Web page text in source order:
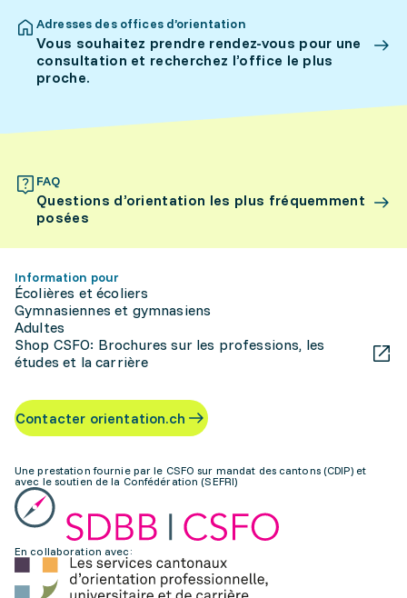
Adresses des offices d’orientation
Vous souhaitez prendre rendez-vous pour une
consultation et recherchez l’office le plus
proche.
FAQ
Questions d’orientation les plus fréquemment
posées
Information pour
Écolières et écoliers
Gymnasiennes et gymnasiens
Adultes
Shop CSFO: Brochures sur les professions, les
études et la carrière
Contacter orientation.ch
Une prestation fournie par le CSFO sur mandat des cantons (CDIP) et
avec le soutien de la Confédération (SEFRI)
En collaboration avec: